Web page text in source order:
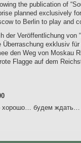
the publication of
planned exclusively
to Berlin to play and
der Veröffentlichung von
Überraschung exklusiv
den Weg von Moskau
Flagge auf dem
хорошо… будем ждать…